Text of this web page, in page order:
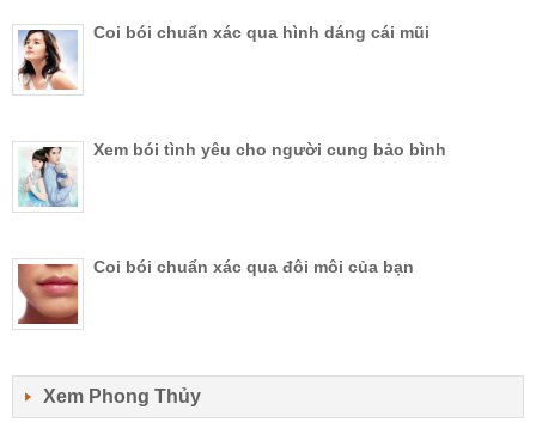
Coi bói chuẩn xác qua hình dáng cái mũi
Xem bói tình yêu cho người cung bảo bình
Coi bói chuẩn xác qua đôi môi của bạn
Xem Phong Thủy